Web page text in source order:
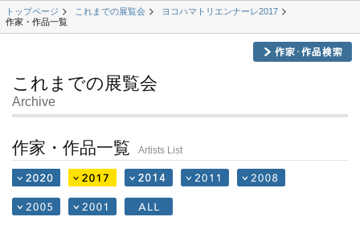
トップページ これまでの展覧会
ヨコハマトリエンナーレ2017
作家・作品一覧
これまでの展覧会
Archive
作家・作品一覧 Artists List